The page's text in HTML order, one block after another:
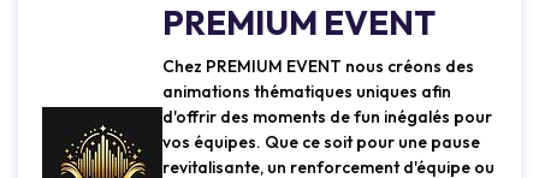
PREMIUM EVENT
Chez PREMIUM EVENT nous créons des
animations thématiques uniques afin
d'offrir des moments de fun inégalés pour
vos équipes. Que ce soit pour une pause
revitalisante, un renforcement d'équipe ou